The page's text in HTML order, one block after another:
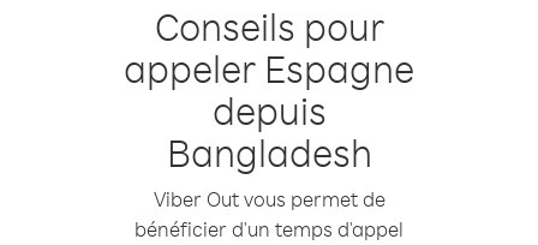
Conseils pour
appeler Espagne
depuis
Bangladesh
Viber Out vous permet de
bénéficier d'un temps d'appel